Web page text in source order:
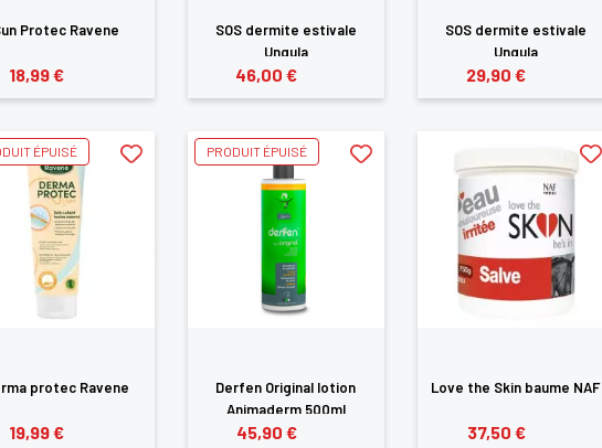
Protec Ravene
18,99 €
SOS dermite estivale
Ungula
46,00 €
SOS dermite estivale
Ungula
29,90 €
protec Ravene
19,99 €
ÉPUISÉ
Derfen Original lotion
Animaderm 500ml
45,90 €
PRODUIT ÉPUISÉ
Love the Skin baume NAF
37,50 €
devez être connecté pour enregistrer des produits dans votre liste
ANNULER SE CONNECTER